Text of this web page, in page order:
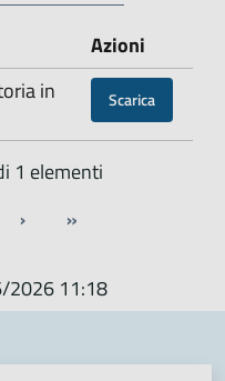
Azioni
in
Scarica
1 elementi
› »
2026 11:18